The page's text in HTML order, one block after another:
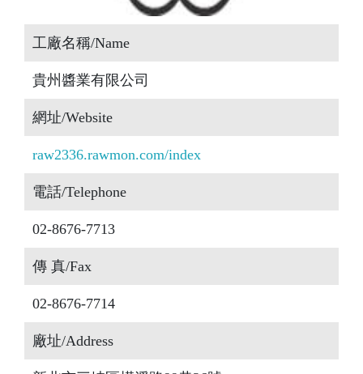
工廠名稱/Name
貴州醬業有限公司
網址/Website
raw2336.rawmon.com/index
電話/Telephone
02-8676-7713
傳 真/Fax
02-8676-7714
廠址/Address